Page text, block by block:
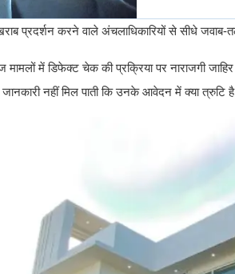
प्रदर्शन करने वाले अंचलाधिकारियों से सीधे
मामलों में डिफेक्ट चेक की प्रक्रिया पर नाराजगी
नहीं मिल पाती कि उनके आवेदन में क्या त्रुटि